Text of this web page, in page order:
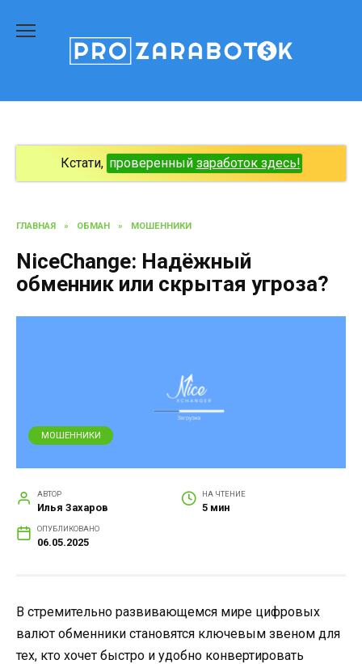
содержанию
Кстати, проверенный заработок здесь!
ГЛАВНАЯ » ОБМАН » МОШЕННИКИ
NiceChange: Надёжный
обменник или скрытая угроза?
МОШЕННИКИ
АВТОР
Илья Захаров
НА ЧТЕНИЕ
5 мин
ОПУБЛИКОВАНО
06.05.2025
В стремительно развивающемся мире цифровых
валют обменники становятся ключевым звеном для
тех, кто хочет быстро и удобно конвертировать